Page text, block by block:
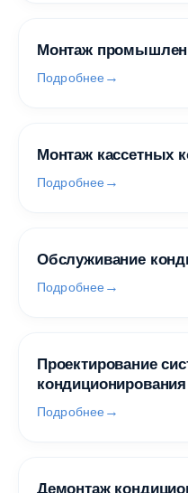
Монтаж
Подробнее
Монтаж кассетных
Подробнее
Обслуживание
Подробнее
Проектирование
Подробнее
Демонтаж